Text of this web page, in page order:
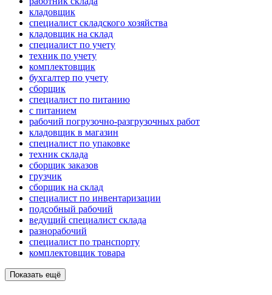
кладовщик
специалист складского хозяйства
кладовщик на склад
специалист по учету
техник по учету
комплектовщик
бухгалтер по учету
сборщик
специалист по питанию
с питанием
рабочий погрузочно-разгрузочных работ
кладовщик в магазин
специалист по упаковке
техник склада
сборщик заказов
грузчик
сборщик на склад
специалист по инвентаризации
подсобный рабочий
ведущий специалист склада
разнорабочий
специалист по транспорту
комплектовщик товара
Показать ещё